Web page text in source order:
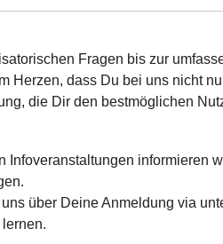
Fragen bis zur
Herzen, dass Du bei uns nicht
die Dir den bestmöglichen
Infoveranstaltungen informieren
über Deine Anmeldung via